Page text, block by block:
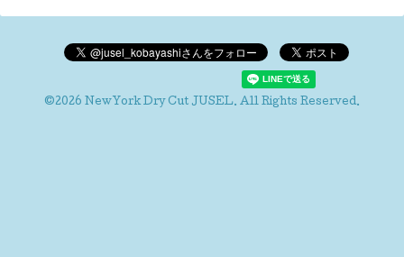
©2026 NewYork Dry Cut JUSEL. All Rights Reserved.